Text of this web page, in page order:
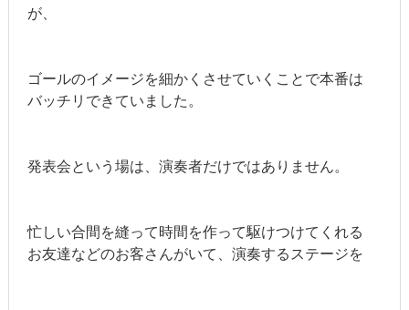
が、
ゴールのイメージを細かくさせていくことで本番は
バッチリできていました。
発表会という場は、演奏者だけではありません。
忙しい合間を縫って時間を作って駆けつけてくれる
お友達などのお客さんがいて、演奏するステージを